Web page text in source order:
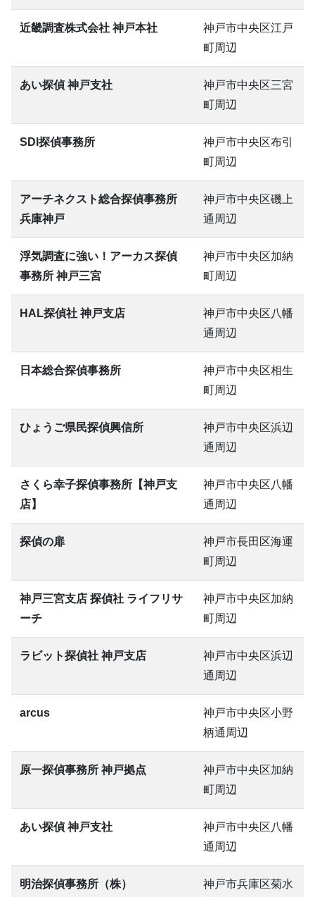
近畿調査株式会社 神戸本社
神戸市中央区江戸
町周辺
あい探偵 神戸支社
神戸市中央区三宮
町周辺
SDI探偵事務所
神戸市中央区布引
町周辺
アーチネクスト総合探偵事務所
兵庫神戸
神戸市中央区磯上
通周辺
浮気調査に強い！アーカス探偵
事務所 神戸三宮
神戸市中央区加納
町周辺
HAL探偵社 神戸支店
神戸市中央区八幡
通周辺
日本総合探偵事務所
神戸市中央区相生
町周辺
ひょうご県民探偵興信所
神戸市中央区浜辺
通周辺
さくら幸子探偵事務所【神戸支
店】
神戸市中央区八幡
通周辺
探偵の扉
神戸市長田区海運
町周辺
神戸三宮支店 探偵社 ライフリサ
ーチ
神戸市中央区加納
町周辺
ラビット探偵社 神戸支店
神戸市中央区浜辺
通周辺
arcus
神戸市中央区小野
柄通周辺
原一探偵事務所 神戸拠点
神戸市中央区加納
町周辺
あい探偵 神戸支社
神戸市中央区八幡
通周辺
明治探偵事務所（株）
神戸市兵庫区菊水